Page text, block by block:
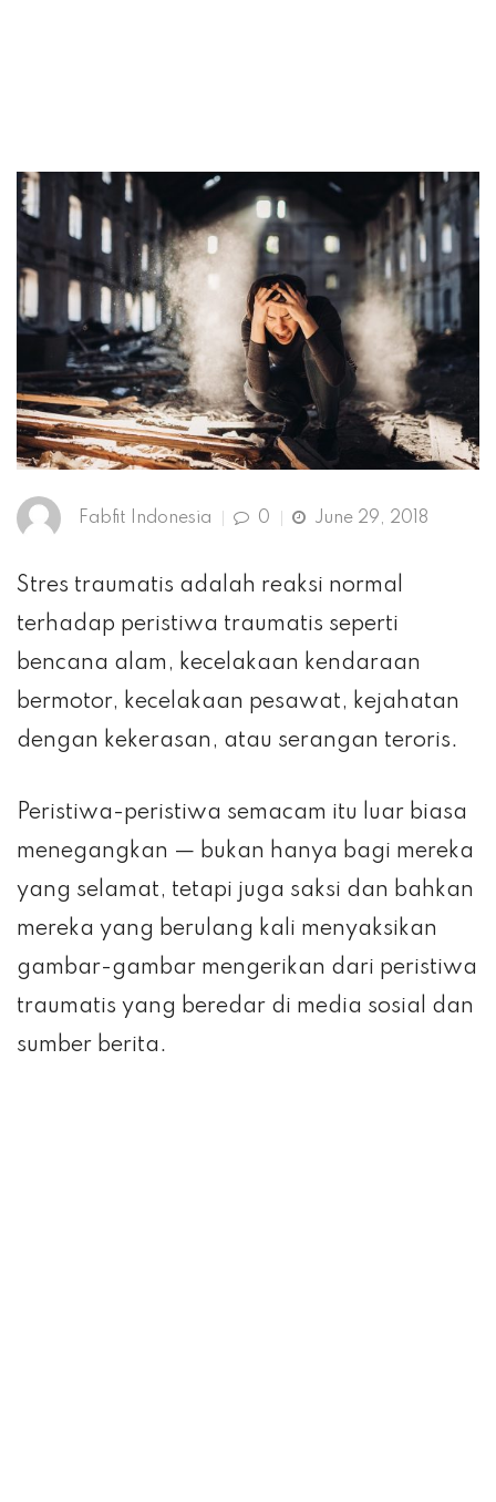
Fabfit Indonesia 0 June 29, 2018
Stres traumatis adalah reaksi normal
terhadap peristiwa traumatis seperti
bencana alam, kecelakaan kendaraan
bermotor, kecelakaan pesawat, kejahatan
dengan kekerasan, atau serangan teroris.
Peristiwa-peristiwa semacam itu luar biasa
menegangkan — bukan hanya bagi mereka
yang selamat, tetapi juga saksi dan bahkan
mereka yang berulang kali menyaksikan
gambar-gambar mengerikan dari peristiwa
traumatis yang beredar di media sosial dan
sumber berita.